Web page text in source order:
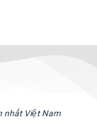
nhất Việt Nam